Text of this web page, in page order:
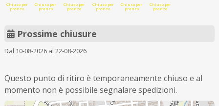
Chiuso per
pranzo
Chiuso per
pranzo
Chiuso per
pranzo
Chiuso per
pranzo
Chiuso per
pranzo
Chiuso per
pranzo
Prossime chiusure
Dal 10-08-2026 al 22-08-2026
Questo punto di ritiro è temporaneamente chiuso e al
momento non è possibile segnalare spedizioni.